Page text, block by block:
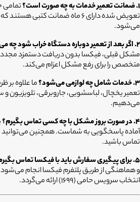
۱. ضمانت تعمیر خدمات به چه صورت است؟
تعویض شده دارای ۶ ماه ضمانت کتبی
می‌شود.
۲. اگر بعد از تعمیر دوباره دستگاه خراب شود چه می‌شود؟
مشکل قبلی، فیکسا بدون دریافت دستمزد مجدد
متخصص را برای رفع مشکل اعزام می‌کند.
۳. خدمات شامل چه لوازمی می‌شود؟
ما علاوه
تعمیر یخچال، لباسشویی، جاروبرقی، تلویزیون
می‌دهیم.
۴. در صورت بروز مشکل با چه کسی تماس بگیرم؟
تماس باشید.
۵. برای پیگیری سفارش باید با فیکسا تماس بگیرم یا ۱۶۹۹؟
و هماهنگی از طریق پلتفرم فیکسا انجام
انتخاب سرویس حامی (۱۶۹۹) ارائه می‌گردد.